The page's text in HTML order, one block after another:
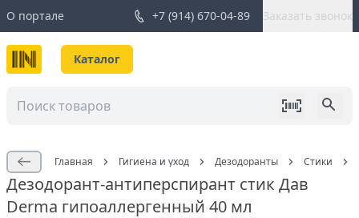
О портале +7 (914) 670-04-89 Заказать звонок
Каталог
Главная Гигиена и уход Дезодоранты Стики
Дезодорант-антиперспирант стик Дав
Derma гипоаллергенный 40 мл